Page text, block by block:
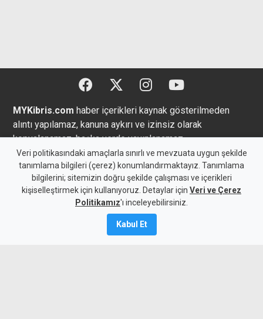
MYKibris.com haber içerikleri kaynak gösterilmeden
alıntı yapılamaz, kanuna aykırı ve izinsiz olarak
kopyalanamaz, başka yerde yayınlanamaz.
Copyright 2026 MYK Yayıncılık Limited’e aittir.
Künye
Veri politikasındaki amaçlarla sınırlı ve mevzuata uygun şekilde
tanımlama bilgileri (çerez) konumlandırmaktayız. Tanımlama
bilgilerini; sitemizin doğru şekilde çalışması ve içerikleri
kişiselleştirmek için kullanıyoruz. Detaylar için Veri ve Çerez
Politikamız'ı inceleyebilirsiniz.
Kabul Et